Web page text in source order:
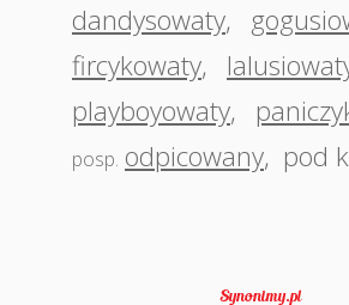
dandysowaty,
fircykowaty,
playboyowaty,
posp. odpicowany, pod